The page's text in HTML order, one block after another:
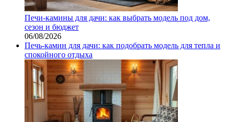
Печи-камины для дачи: как выбрать модель под дом,
сезон и бюджет
06/08/2026
Печь-камин для дачи: как подобрать модель для тепла и
спокойного отдыха